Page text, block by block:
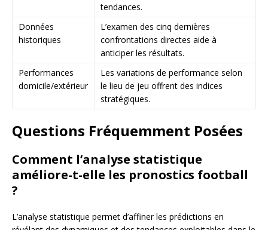
tendances.
Données
historiques
L’examen des cinq dernières
confrontations directes aide à
anticiper les résultats.
Performances
domicile/extérieur
Les variations de performance selon
le lieu de jeu offrent des indices
stratégiques.
Questions Fréquemment Posées
Comment l’analyse statistique
améliore-t-elle les pronostics football
?
L’analyse statistique permet d’affiner les prédictions en